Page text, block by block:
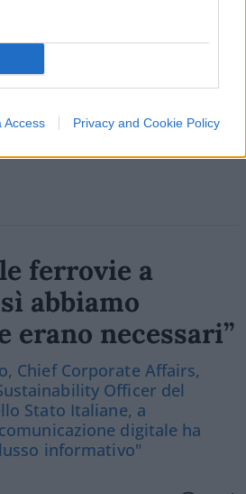
Access Privacy and Cookie Policy
del 07/08/2026
Vai all'archivio delle vignette
ferrovie a
abbiamo
erano necessari”
Chief Corporate Affairs,
Officer del
Stato Italiane, a
digitale ha
informativo"